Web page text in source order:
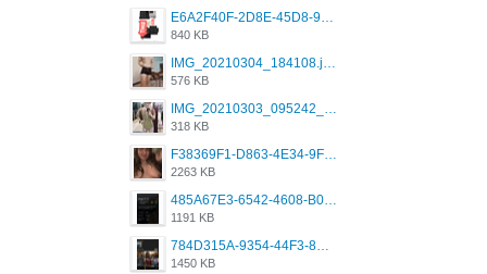
E6A2F40F-2D8E-45D8-9173-4E0A49DB0C32.jpeg
840 KB
IMG_20210304_184108.jpg
576 KB
IMG_20210303_095242_330.jpg
318 KB
F38369F1-D863-4E34-9F3A-A5E6EFE4ACF1.jpeg
2263 KB
485A67E3-6542-4608-B01F-4376EE148F7C.png
1191 KB
784D315A-9354-44F3-8CBF-4F5A2119BE00.png
1450 KB